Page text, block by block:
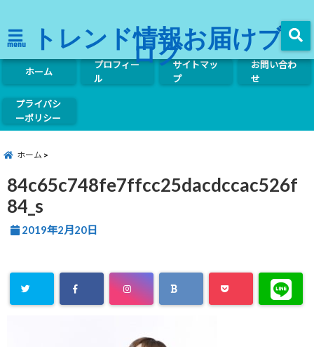
menu トレンド情報お届けブ
ログ
ホーム
プロフィー
ル
サイトマッ
プ
お問い合わ
せ
プライバシ
ーポリシー
ホーム
84c65c748fe7ffcc25dacdccac526f
84_s
2019年2月20日